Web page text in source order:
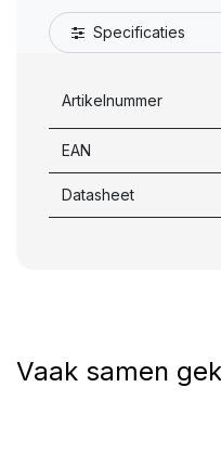
Specificaties
Artikelnummer
EAN
Datasheet
Vaak samen